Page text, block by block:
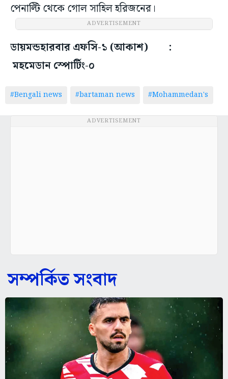
পেনাল্টি থেকে গোল সাহিল হরিজনের।
ADVERTISEMENT
ডায়মন্ডহারবার এফসি-১ (আকাশ) :
মহমেডান স্পোর্টিং-০
#Bengali news #bartaman news #Mohammedan's
ADVERTISEMENT
সম্পর্কিত সংবাদ